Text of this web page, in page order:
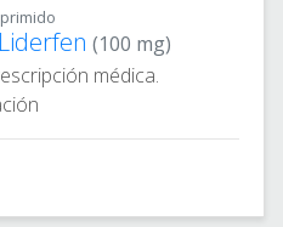
(100 mg)
médica.